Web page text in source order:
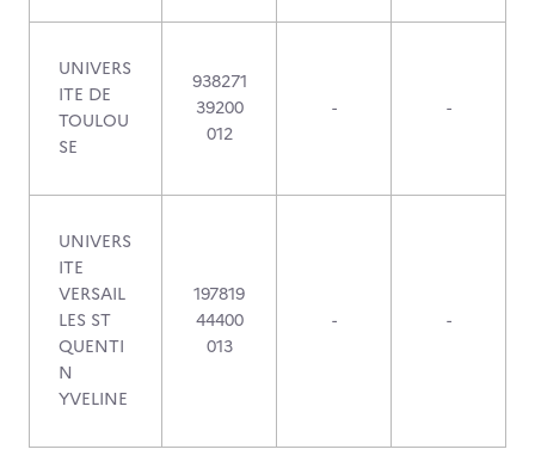
UNIVERS
ITE DE
TOULOU
SE
938271
39200
012
- -
UNIVERS
ITE
VERSAIL
LES ST
QUENTI
N
YVELINE
197819
44400
013
- -